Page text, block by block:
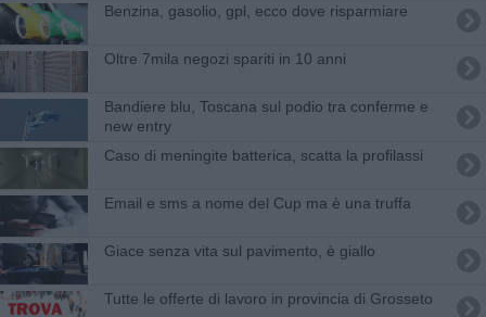
​Benzina, gasolio, gpl, ecco dove risparmiare
Oltre 7mila negozi spariti in 10 anni
Bandiere blu, Toscana sul podio tra conferme e
new entry
Caso di meningite batterica, scatta la profilassi
Email e sms a nome del Cup ma è una truffa
Giace senza vita sul pavimento, è giallo
​Tutte le offerte di lavoro in provincia di Grosseto